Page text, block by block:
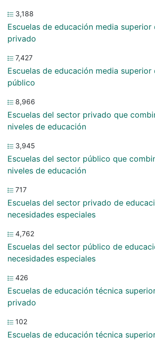
3,188
Escuelas de educación media
privado
7,427
Escuelas de educación media
público
8,966
Escuelas del sector privado que
niveles de educación
3,945
Escuelas del sector público que
niveles de educación
717
Escuelas del sector privado de
necesidades especiales
4,762
Escuelas del sector público de
necesidades especiales
426
Escuelas de educación técnica
privado
102
Escuelas de educación técnica